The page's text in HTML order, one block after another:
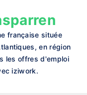
française située
en région
les offres d'emploi
iziwork.